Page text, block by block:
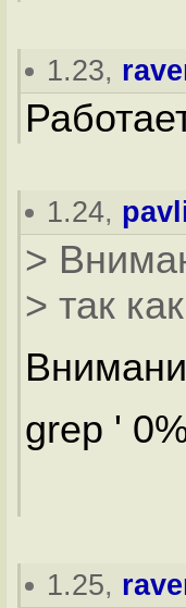
1.23,
1.24,
>
> так
grep '
1.25,